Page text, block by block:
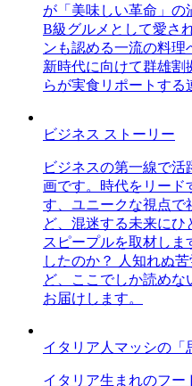
が「美味しい革命」の
B級グルメとして愛さ
ンも認める一流の料理
新時代に向けて群雄割
らが実食リポートする
ビジネス ストーリー
ビジネスの第一線で
画です。時代をリード
す、ユニークな視点で
ど、混迷する未来に
スピープルを取材しま
したのか？ 人知れぬ
ど、ここでしか読め
お届けします。
イタリア人マッシの「
イタリア生まれのフー